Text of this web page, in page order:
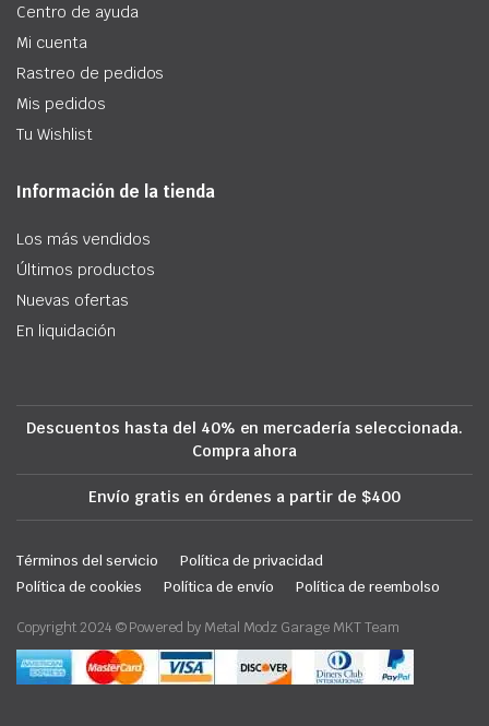
Centro de ayuda
Mi cuenta
Rastreo de pedidos
Mis pedidos
Tu Wishlist
Información de la tienda
Los más vendidos
Últimos productos
Nuevas ofertas
En liquidación
Descuentos hasta del 40% en mercadería seleccionada.
Compra ahora
Envío gratis en órdenes a partir de $400
Términos del servicio
Política de privacidad
Política de cookies
Política de envío Política de reembolso
Copyright 2024 © Powered by Metal Modz Garage MKT Team